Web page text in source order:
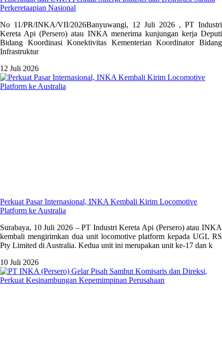
Perkeretaapian Nasional
No 11/PR/INKA/VII/2026Banyuwangi, 12 Juli 2026 , PT Industri
Kereta Api (Persero) atau INKA menerima kunjungan kerja Deputi
Bidang Koordinasi Konektivitas Kementerian Koordinator Bidang
Infrastruktur
12 Juli 2026
Perkuat Pasar Internasional, INKA Kembali Kirim Locomotive
Platform ke Australia
Surabaya, 10 Juli 2026 – PT Industri Kereta Api (Persero) atau INKA
kembali mengirimkan dua unit locomotive platform kepada UGL RS
Pty Limited di Australia. Kedua unit ini merupakan unit ke-17 dan k
10 Juli 2026